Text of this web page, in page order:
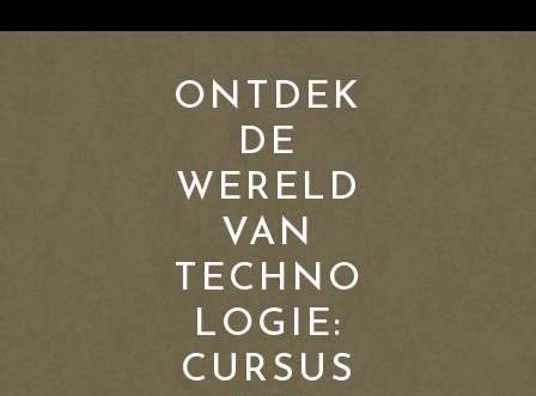
Button
ONTDEK
DE
WERELD
VAN
TECHNO
LOGIE:
CURSUS